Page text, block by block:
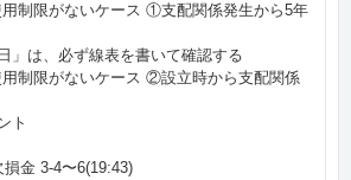
制限がないケース ①支配関係発生から5年
、必ず線表を書いて確認する
制限がないケース ②設立時から支配関係
ト
金 3-4〜6(19:43)